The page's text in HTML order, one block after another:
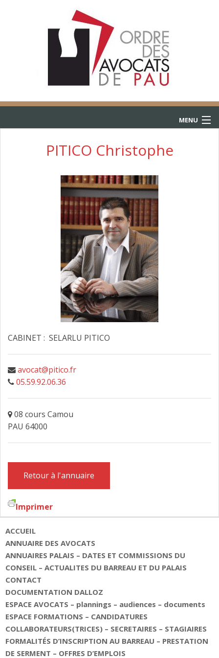
MENU
L’AIDE JURIDICTIONNELLE
FAIRE DESIGNER UN AVOCAT
PITICO Christophe
CABINET : SELARLU PITICO
avocat@pitico.fr
05.59.92.06.36
08 cours Camou
PAU 64000
Retour à l'annuaire
Imprimer
ACCUEIL
ANNUAIRE DES AVOCATS
ANNUAIRES PALAIS – DATES ET COMMISSIONS DU
CONSEIL – ACTUALITES DU BARREAU ET DU PALAIS
CONTACT
DOCUMENTATION DALLOZ
ESPACE AVOCATS – plannings – audiences – documents
ESPACE FORMATIONS – CANDIDATURES
COLLABORATEURS(TRICES) – SECRETAIRES – STAGIAIRES
FORMALITÉS D’INSCRIPTION AU BARREAU – PRESTATION
DE SERMENT – OFFRES D’EMPLOIS